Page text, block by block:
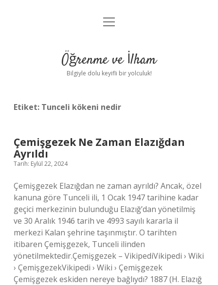
Anasayfa
Yasal Uyarı
menüyü
Öğrenme ve İlham
Bilgiyle dolu keyifli bir yolculuk!
Etiket: Tunceli kökeni nedir
Çemişgezek Ne Zaman Elazığdan
Ayrıldı
Tarih: Eylül 22, 2024
Çemişgezek Elazığdan ne zaman ayrıldı? Ancak, özel
kanuna göre Tunceli ili, 1 Ocak 1947 tarihine kadar
geçici merkezinin bulunduğu Elazığ’dan yönetilmiş
ve 30 Aralık 1946 tarih ve 4993 sayılı kararla il
merkezi Kalan şehrine taşınmıştır. O tarihten
itibaren Çemişgezek, Tunceli ilinden
yönetilmektedir.Çemişgezek – VikipediVikipedi › Wiki
› ÇemişgezekVikipedi › Wiki › Çemişgezek
Çemişgezek eskiden nereye bağlıydı? 1887 (H. Elazığ